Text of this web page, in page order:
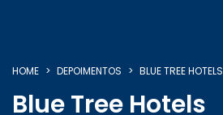
HOME DEPOIMENTOS BLUE TREE HOTELS
Blue Tree Hotels